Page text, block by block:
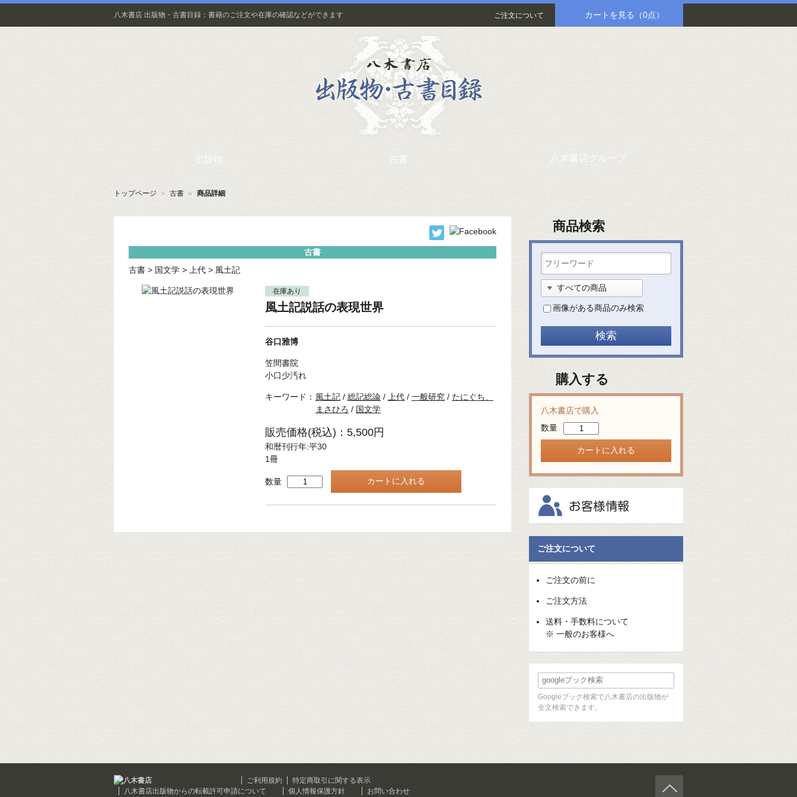
八木書店 出版物・古書目録：書籍のご注文や在庫の確認などができます ご注文について カートを見る （0点）
出版物 古書 八木書店グループ
トップページ ＞ 古書 ＞ 商品詳細
古書
古書 > 国文学 > 上代 > 風土記
在庫あり
風土記説話の表現世界
谷口雅博
笠間書院
小口少汚れ
キーワード： 風土記 / 総記総論 / 上代 / 一般研究 / たにぐち、
まさひろ / 国文学
販売価格(税込)：5,500円
和暦刊行年:平30
1冊
数量
商品検索
画像がある商品のみ検索
購入する
八木書店で購入
数量
ご注文について
ご注文の前に
ご注文方法
送料・手数料について
※ 一般のお客様へ
Googleブック検索で八木書店の出版物が
全文検索できます。
ご利用規約
特定商取引に関する表示
八木書店出版物からの転載許可申請について
個人情報保護方針 お問い合わせ